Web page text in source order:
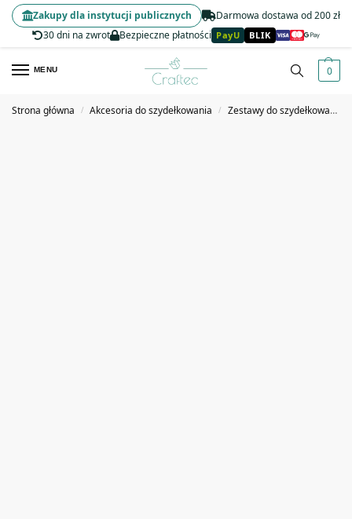
Darmowa dostawa od 200 zł
30 dni na zwrot
Bezpieczne płatności PayU BLIK
Zakupy dla instytucji publicznych
MENU 0
Strona główna / Akcesoria do szydełkowania / Zestawy do szydełkowania